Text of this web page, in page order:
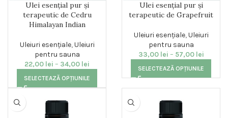
Ulei esențial pur și
terapeutic de Cedru
Himalayan Indian
Uleiuri esențiale,Uleiuri
pentru sauna
22,00 lei – 34,00 lei
SELECTEAZĂ OPȚIUNILE
Ulei esențial pur și
terapeutic de Grapefruit
Uleiuri esențiale,Uleiuri
pentru sauna
33,00 lei – 57,00 lei
SELECTEAZĂ OPȚIUNILE